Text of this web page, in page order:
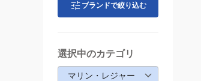
ブランドで絞り込む
選択中のカテゴリ
マリン・レジャー